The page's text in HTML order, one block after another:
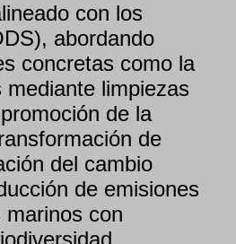
con los
abordando
concretas como la
limpiezas
de la
de
del cambio
de emisiones
con